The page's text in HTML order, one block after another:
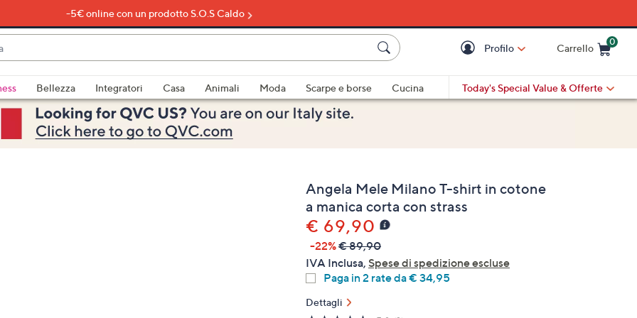
-5€ online con un prodotto S.O.S Caldo
Profilo Carrello
0
Bellezza Integratori Casa Animali Moda Scarpe e borse
Cucina
Today's Special Value & Offerte
Angela Mele Milano T-shirt in cotone
a manica corta con strass
€ 69,90
-22%€ 89,90
IVA Inclusa, Spese di spedizione escluse
Paga in 2 rate da € 34,95
Dettagli